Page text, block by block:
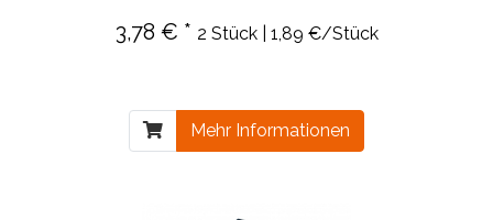
3,78 € * 2 Stück | 1,89 €/Stück
Mehr Informationen